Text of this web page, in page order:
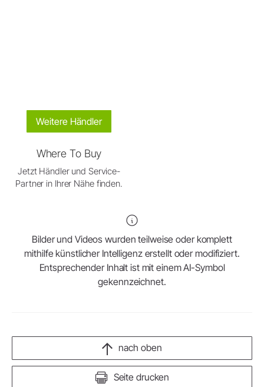
Weitere Händler
Where To Buy
Jetzt Händler und Service-
Partner in Ihrer Nähe finden.
Bilder und Videos wurden teilweise oder komplett
mithilfe künstlicher Intelligenz erstellt oder modifiziert.
Entsprechender Inhalt ist mit einem AI-Symbol
gekennzeichnet.
Seite drucken
nach oben